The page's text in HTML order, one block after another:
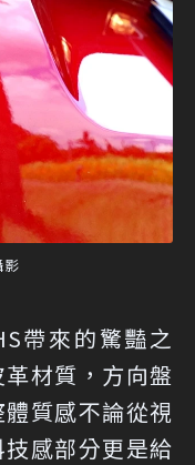
帶來的驚豔之
材質，方向盤
質感不論從視
感部分更是給